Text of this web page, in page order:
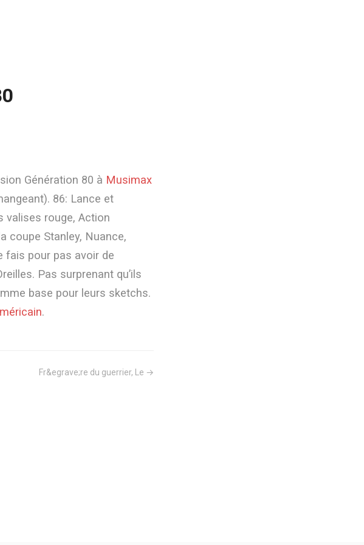
Génération 80 à Musimax
86: Lance et
valises rouge, Action
coupe Stanley, Nuance,
fais pour pas avoir de
Pas surprenant qu’ils
base pour leurs sketchs.
.
Fr&egrave;re du guerrier, Le →